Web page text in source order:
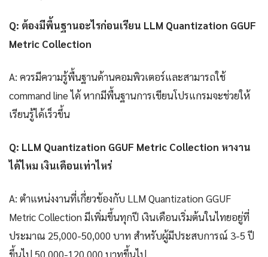
Q: ต้องมีพื้นฐานอะไรก่อนเรียน LLM Quantization GGUF
Metric Collection
A: ควรมีความรู้พื้นฐานด้านคอมพิวเตอร์และสามารถใช้
command line ได้ หากมีพื้นฐานการเขียนโปรแกรมจะช่วยให้
เรียนรู้ได้เร็วขึ้น
Q: LLM Quantization GGUF Metric Collection หางาน
ได้ไหม เงินเดือนเท่าไหร่
A: ตำแหน่งงานที่เกี่ยวข้องกับ LLM Quantization GGUF
Metric Collection มีเพิ่มขึ้นทุกปี เงินเดือนเริ่มต้นในไทยอยู่ที่
ประมาณ 25,000-50,000 บาท สำหรับผู้มีประสบการณ์ 3-5 ปี
ขึ้นไป 50,000-120,000 บาทขึ้นไป